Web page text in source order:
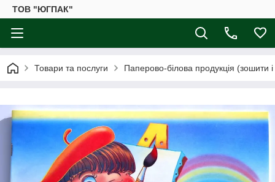
ТОВ "ЮГПАК"
Товари та послуги Паперово-білова продукція (зошити